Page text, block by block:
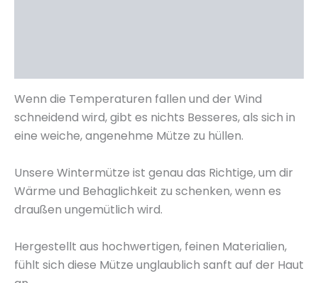
Wenn die Temperaturen fallen und der Wind
schneidend wird, gibt es nichts Besseres, als sich in
eine weiche, angenehme Mütze zu hüllen.
Unsere Wintermütze ist genau das Richtige, um dir
Wärme und Behaglichkeit zu schenken, wenn es
draußen ungemütlich wird.
Hergestellt aus hochwertigen, feinen Materialien,
fühlt sich diese Mütze unglaublich sanft auf der Haut